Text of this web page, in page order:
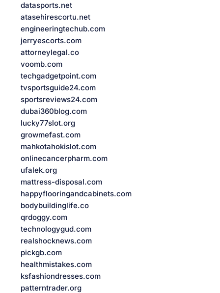
datasports.net
atasehirescortu.net
engineeringtechub.com
jerryescorts.com
attorneylegal.co
voomb.com
techgadgetpoint.com
tvsportsguide24.com
sportsreviews24.com
dubai360blog.com
lucky77slot.org
growmefast.com
mahkotahokislot.com
onlinecancerpharm.com
ufalek.org
mattress-disposal.com
happyflooringandcabinets.com
bodybuildinglife.co
qrdoggy.com
technologygud.com
realshocknews.com
pickgb.com
healthmistakes.com
ksfashiondresses.com
patterntrader.org